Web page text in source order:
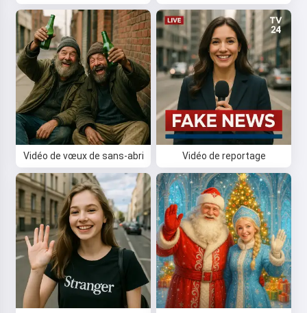
Vidéo de vœux de sans-abri Vidéo de reportage